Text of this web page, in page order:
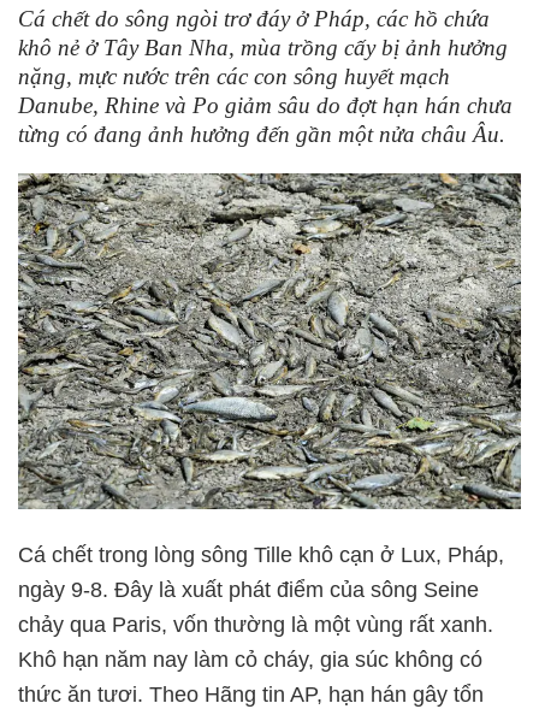
Cá chết do sông ngòi trơ đáy ở Pháp, các hồ chứa
khô nẻ ở Tây Ban Nha, mùa trồng cấy bị ảnh hưởng
nặng, mực nước trên các con sông huyết mạch
Danube, Rhine và Po giảm sâu do đợt hạn hán chưa
từng có đang ảnh hưởng đến gần một nửa châu Âu.
Cá chết trong lòng sông Tille khô cạn ở Lux, Pháp,
ngày 9-8. Đây là xuất phát điểm của sông Seine
chảy qua Paris, vốn thường là một vùng rất xanh.
Khô hạn năm nay làm cỏ cháy, gia súc không có
thức ăn tươi. Theo Hãng tin AP, hạn hán gây tổn